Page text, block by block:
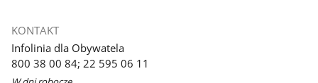
KONTAKT
Infolinia dla Obywatela
800 38 00 84; 22 595 06 11